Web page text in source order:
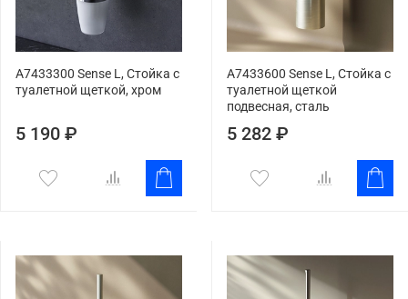
A7433300 Sense L, Стойка с
туалетной щеткой, хром
5 190 ₽
A7433600 Sense L, Стойка с
туалетной щеткой
подвесная, сталь
5 282 ₽